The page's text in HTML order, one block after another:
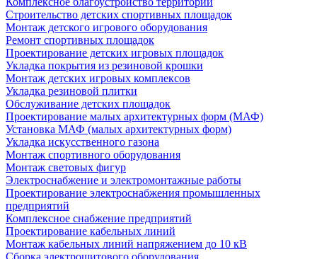
Строительство детских спортивных площадок
Монтаж детского игрового оборудования
Ремонт спортивных площадок
Проектирование детских игровых площадок
Укладка покрытия из резиновой крошки
Монтаж детских игровых комплексов
Укладка резиновой плитки
Обслуживание детских площадок
Проектирование малых архитектурных форм (МАФ)
Установка МАФ (малых архитектурных форм)
Укладка искусственного газона
Монтаж спортивного оборудования
Монтаж световых фигур
Электроснабжение и электромонтажные работы
Проектирование электроснабжения промышленных
предприятий
Комплексное снабжение предприятий
Проектирование кабельных линий
Монтаж кабельных линий напряжением до 10 кВ
Сборка электрощитового оборудования